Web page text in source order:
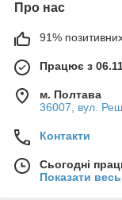
Про нас
91% позитивних
Працює з
м. Полтава
36007, вул.
Контакти
Сьогодні
Показати